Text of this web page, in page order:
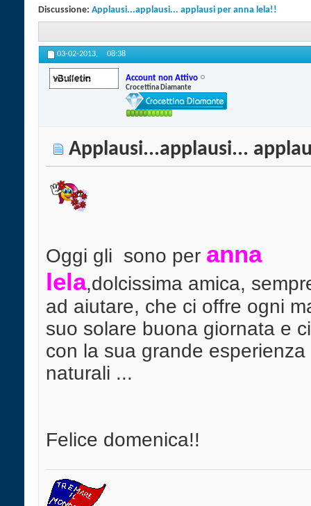
Discussione: Applausi...applausi... applausi per anna lela!!
03-02-2013, 08:38
Account non Attivo
Crocettina Diamante
Applausi...applausi...
Oggi gli sono per anna
lela,dolcissima amica,
ad aiutare, che ci offre ogni
suo solare buona giornata e
con la sua grande esperienza
naturali ...
Felice domenica!!